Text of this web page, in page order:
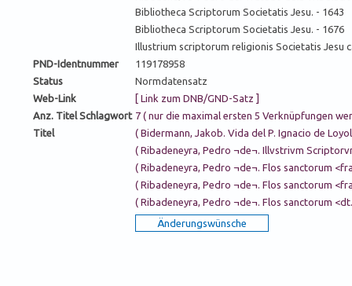
Bibliotheca Scriptorum Societatis Jesu. - 1643
Bibliotheca Scriptorum Societatis Jesu. - 1676
Illustrium scriptorum religionis Societatis Jesu
PND-Identnummer
119178958
Status
Normdatensatz
Web-Link
[ Link zum DNB/GND-Satz ]
Anz. Titel Schlagwort 7 ( nur die maximal ersten 5 Verknüpfungen
Titel
( Bidermann, Jakob. Vida del P. Ignacio de
( Ribadeneyra, Pedro ¬de¬. Illvstrivm
( Ribadeneyra, Pedro ¬de¬. Flos sanctorum
( Ribadeneyra, Pedro ¬de¬. Flos sanctorum
( Ribadeneyra, Pedro ¬de¬. Flos sanctorum